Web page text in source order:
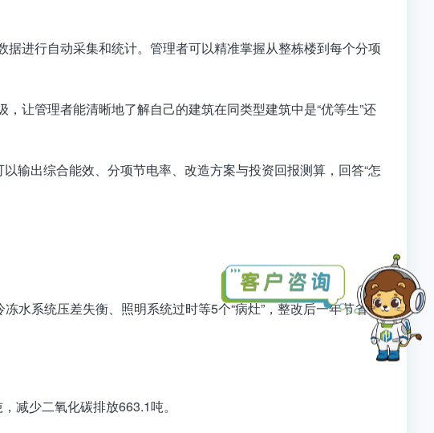
据进行自动采集和统计。管理者可以精准掌握从整栋楼到每个分项
，让管理者能清晰地了解自己的建筑在同类型建筑中是“优等生”还
以输出综合能效、分项节电率、改造方案与投资回报测算 ，回答“怎
水系统压差失衡、照明系统过时等5个“病灶”，整改后一年节省电
减少二氧化碳排放663.1吨。